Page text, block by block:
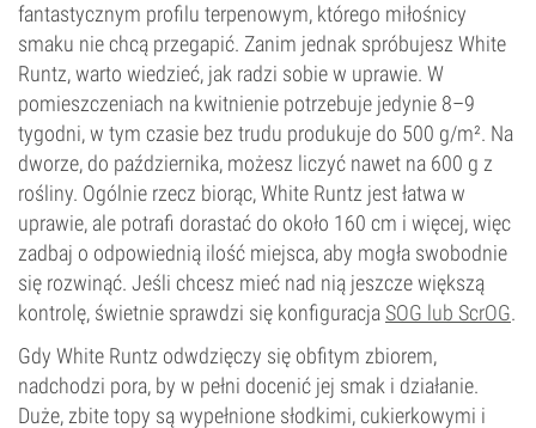
fantastycznym profilu terpenowym, którego miłośnicy
smaku nie chcą przegapić. Zanim jednak spróbujesz White
Runtz, warto wiedzieć, jak radzi sobie w uprawie. W
pomieszczeniach na kwitnienie potrzebuje jedynie 8–9
tygodni, w tym czasie bez trudu produkuje do 500 g/m². Na
dworze, do października, możesz liczyć nawet na 600 g z
rośliny. Ogólnie rzecz biorąc, White Runtz jest łatwa w
uprawie, ale potrafi dorastać do około 160 cm i więcej, więc
zadbaj o odpowiednią ilość miejsca, aby mogła swobodnie
się rozwinąć. Jeśli chcesz mieć nad nią jeszcze większą
kontrolę, świetnie sprawdzi się konfiguracja SOG lub ScrOG.
Gdy White Runtz odwdzięczy się obfitym zbiorem,
nadchodzi pora, by w pełni docenić jej smak i działanie.
Duże, zbite topy są wypełnione słodkimi, cukierkowymi i